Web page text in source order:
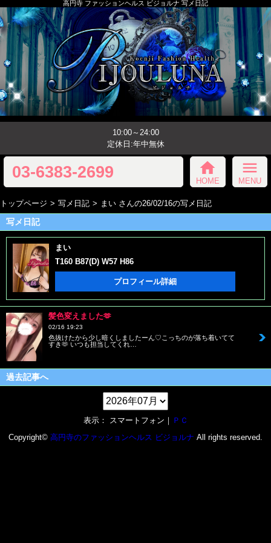
高円寺 ファッションヘルス ビジョルナ 写メ日記
10:00～24:00
定休日:年中無休
03-6383-2699 home
HOME
menu
MENU
トップページ 写メ日記 まい さんの26/02/16の写メ日記
写メ日記
まい
T160 B87(D) W57 H86
プロフィール詳細
髪色変えました🫶
02/16 19:23
色抜けたから少し暗くしましたーん♡こっちのが落ち着いてて
すき🫶 いつも担当してくれ…
過去記事へ
表示： スマートフォン｜ ＰＣ
Copyright© 高円寺のファッションヘルス ビジョルナ All rights reserved.